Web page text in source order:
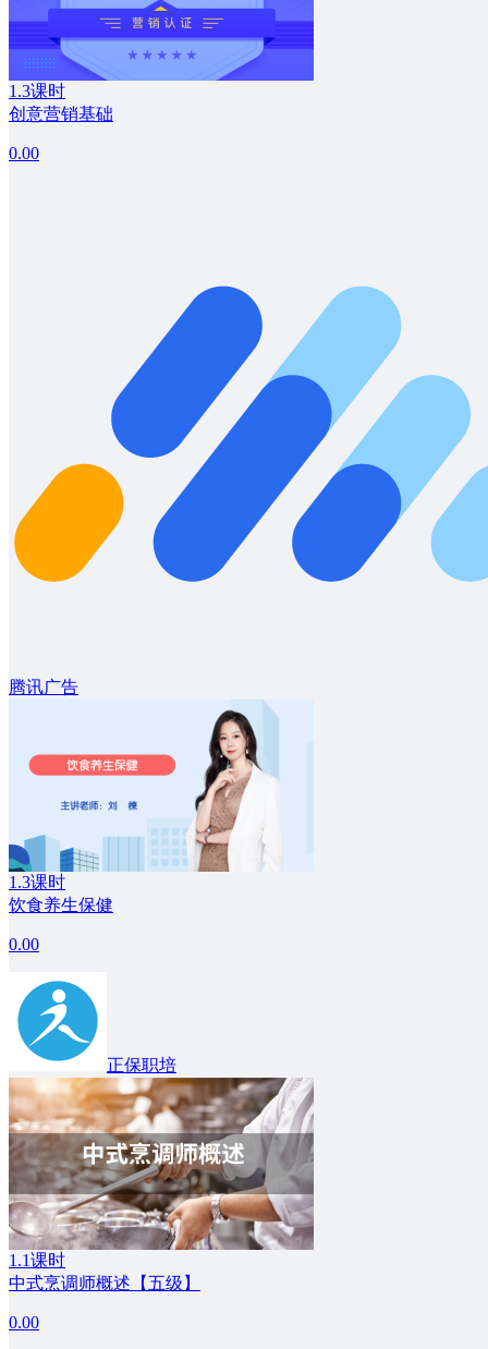
1.3课时
创意营销基础
0.00
腾讯广告
1.3课时
饮食养生保健
0.00
正保职培
1.1课时
中式烹调师概述【五级】
0.00